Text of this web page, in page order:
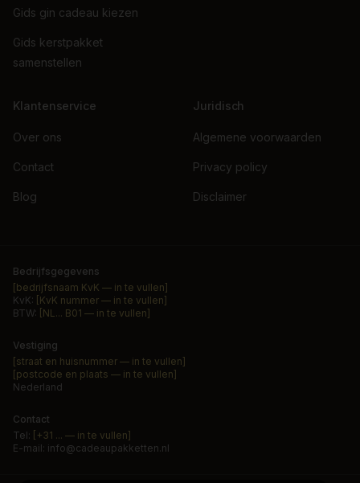
Gids gin cadeau kiezen
Gids kerstpakket
samenstellen
Klantenservice
Over ons
Contact
Blog
Juridisch
Algemene voorwaarden
Privacy policy
Disclaimer
Bedrijfsgegevens
[bedrijfsnaam KvK — in te vullen]
KvK: [KvK nummer — in te vullen]
BTW: [NL... B01 — in te vullen]
Vestiging
[straat en huisnummer — in te vullen]
[postcode en plaats — in te vullen]
Nederland
Contact
Tel:
[+31 ... — in te vullen]
E-mail: info@cadeaupakketten.nl